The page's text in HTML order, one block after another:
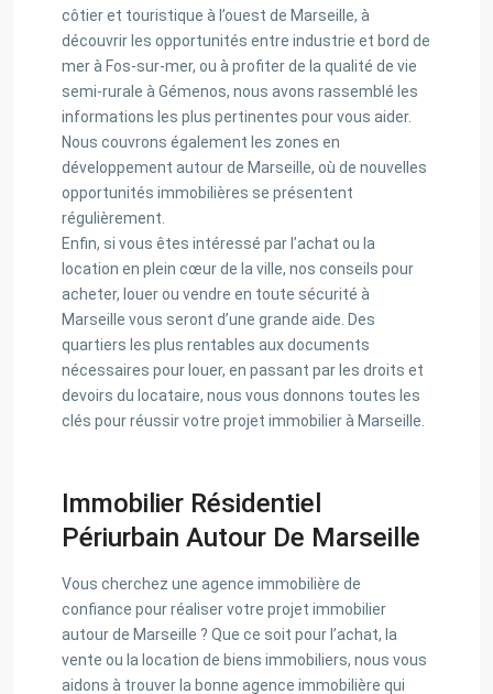
côtier et touristique à l’ouest de Marseille, à
découvrir les opportunités entre industrie et bord de
mer à Fos-sur-mer, ou à profiter de la qualité de vie
semi-rurale à Gémenos, nous avons rassemblé les
informations les plus pertinentes pour vous aider.
Nous couvrons également les zones en
développement autour de Marseille, où de nouvelles
opportunités immobilières se présentent
régulièrement.
Enfin, si vous êtes intéressé par l’achat ou la
location en plein cœur de la ville, nos conseils pour
acheter, louer ou vendre en toute sécurité à
Marseille vous seront d’une grande aide. Des
quartiers les plus rentables aux documents
nécessaires pour louer, en passant par les droits et
devoirs du locataire, nous vous donnons toutes les
clés pour réussir votre projet immobilier à Marseille.
Immobilier Résidentiel
Périurbain Autour De Marseille
Vous cherchez une agence immobilière de
confiance pour réaliser votre projet immobilier
autour de Marseille ? Que ce soit pour l’achat, la
vente ou la location de biens immobiliers, nous vous
aidons à trouver la bonne agence immobilière qui